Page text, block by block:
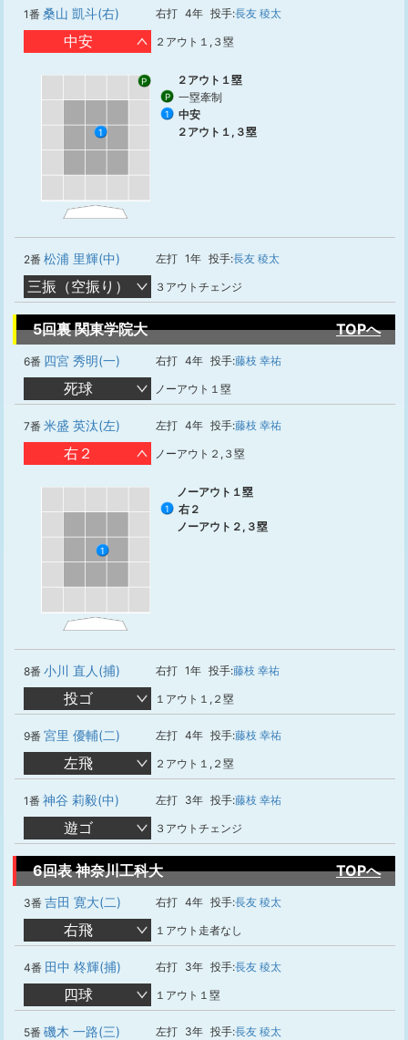
1番 桑山 凱斗(右) 右打 4年 投手:長友 稜太
中安 ２アウト１,３塁
P
1
２アウト１塁
P 一塁牽制
1
中安
２アウト１,３塁
2番 松浦 里輝(中) 左打 1年 投手:長友 稜太
三振（空振り） ３アウトチェンジ
5回裏 関東学院大 TOPへ
6番 四宮 秀明(一) 右打 4年 投手:藤枝 幸祐
死球 ノーアウト１塁
7番 米盛 英汰(左) 左打 4年 投手:藤枝 幸祐
右２ ノーアウト２,３塁
1
ノーアウト１塁
1
右２
ノーアウト２,３塁
8番 小川 直人(捕) 右打 1年 投手:藤枝 幸祐
投ゴ １アウト１,２塁
9番 宮里 優輔(二) 左打 4年 投手:藤枝 幸祐
左飛 ２アウト１,２塁
1番 神谷 莉毅(中) 左打 3年 投手:藤枝 幸祐
遊ゴ ３アウトチェンジ
6回表 神奈川工科大 TOPへ
3番 吉田 寛大(二) 右打 4年 投手:長友 稜太
右飛 １アウト走者なし
4番 田中 柊輝(捕) 右打 3年 投手:長友 稜太
四球 １アウト１塁
5番 磯木 一路(三) 左打 3年 投手:長友 稜太